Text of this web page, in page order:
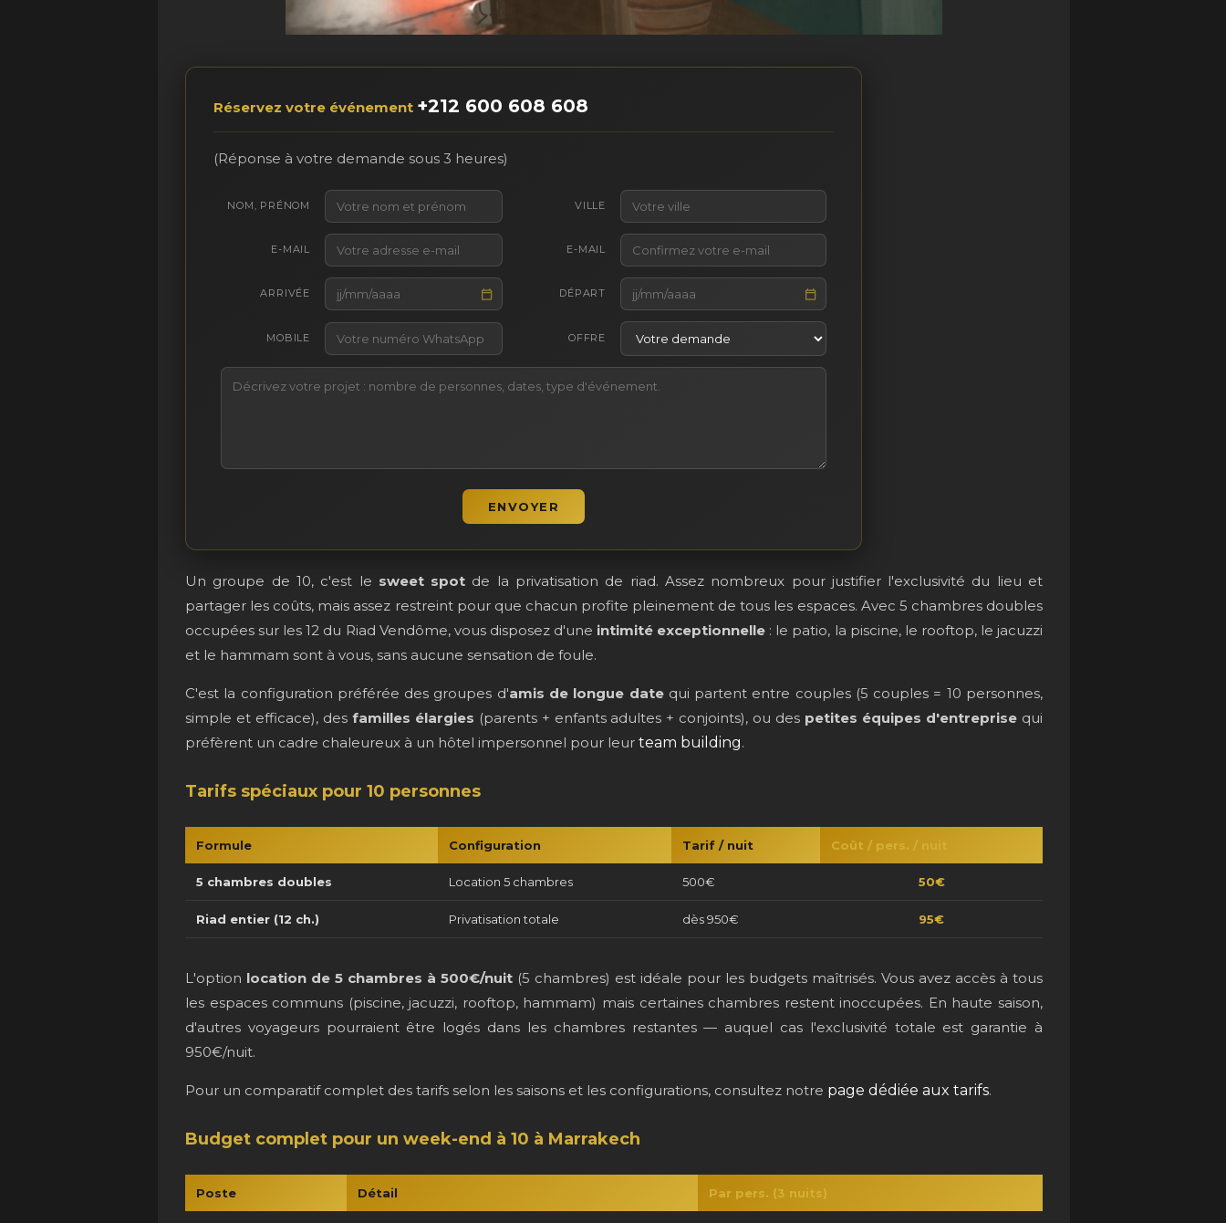
Réservez votre événement +212 600 608 608
(Réponse à votre demande sous 3 heures)
NOM, PRÉNOM VILLE
E-MAIL E-MAIL
ARRIVÉE DÉPART
MOBILE OFFRE
Un groupe de 10, c'est le sweet spot de la privatisation de riad. Assez nombreux pour justifier l'exclusivité du lieu et
partager les coûts, mais assez restreint pour que chacun profite pleinement de tous les espaces. Avec 5 chambres doubles
occupées sur les 12 du Riad Vendôme, vous disposez d'une intimité exceptionnelle : le patio, la piscine, le rooftop, le jacuzzi
et le hammam sont à vous, sans aucune sensation de foule.
C'est la configuration préférée des groupes d'amis de longue datequi partent entre couples (5 couples = 10 personnes,
simple et efficace), des familles élargies (parents + enfants adultes + conjoints), ou des petites équipes d'entreprise qui
préfèrent un cadre chaleureux à un hôtel impersonnel pour leur team building.
Tarifs spéciaux pour 10 personnes
Formule Configuration Tarif / nuit Coût / pers. / nuit
5 chambres doubles Location 5 chambres 500€ 50€
Riad entier (12 ch.) Privatisation totale dès 950€ 95€
L'option location de 5 chambres à 500€/nuit (5 chambres) est idéale pour les budgets maîtrisés. Vous avez accès à tous
les espaces communs (piscine, jacuzzi, rooftop, hammam) mais certaines chambres restent inoccupées. En haute saison,
d'autres voyageurs pourraient être logés dans les chambres restantes — auquel cas l'exclusivité totale est garantie à
950€/nuit.
Pour un comparatif complet des tarifs selon les saisons et les configurations, consultez notre page dédiée aux tarifs.
Budget complet pour un week-end à 10 à Marrakech
Poste Détail Par pers. (3 nuits)